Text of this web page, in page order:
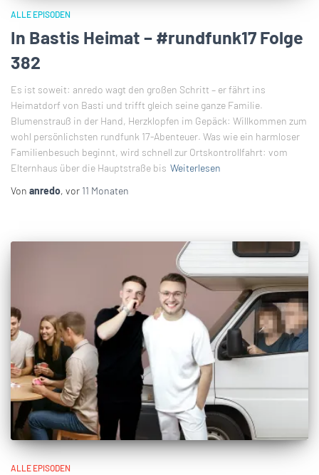
ALLE EPISODEN
In Bastis Heimat – #rundfunk17 Folge
382
Es ist soweit: anredo wagt den großen Schritt – er fährt ins
Heimatdorf von Basti und trifft gleich seine ganze Familie.
Blumenstrauß in der Hand, Herzklopfen im Gepäck: Willkommen zum
wohl persönlichsten rundfunk 17-Abenteuer. Was wie ein harmloser
Familienbesuch beginnt, wird schnell zur Ortskontrollfahrt: vom
Elternhaus über die Hauptstraße bis Weiterlesen
Von anredo, vor 11 Monaten
ALLE EPISODEN